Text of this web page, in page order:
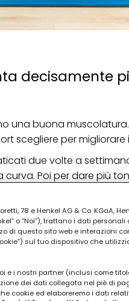
decisamente
PUBBLICITA'
una buona
scegliere per
due volte a
Poi per dare più
78 e Henkel AG & Co. KGaA,
o “Noi”), trattano i dati
di questo sito web e interazioni
sul tuo dispositivo che
e i nostri partner (inclusi come
dei dati collegata nel piè di
cookie ed elaboreremo i dati